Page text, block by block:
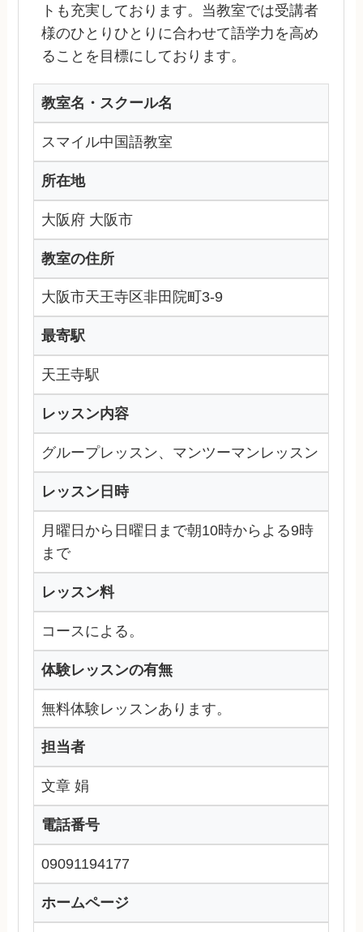
トも充実しております。当教室では受講者
様のひとりひとりに合わせて語学力を高め
ることを目標にしております。
教室名・スクール名
スマイル中国語教室
所在地
大阪府 大阪市
教室の住所
大阪市天王寺区非田院町3-9
最寄駅
天王寺駅
レッスン内容
グループレッスン、マンツーマンレッスン
レッスン日時
月曜日から日曜日まで朝10時からよる9時
まで
レッスン料
コースによる。
体験レッスンの有無
無料体験レッスンあります。
担当者
文章 娟
電話番号
09091194177
ホームページ